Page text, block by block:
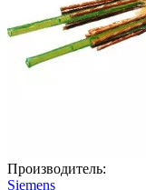
Производитель:
Siemens